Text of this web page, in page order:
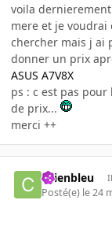
voila
mere et je voudrai
chercher mais j ai
donner un prix
ASUS A7V8X
ps : c est pas
de prix...
merci ++
chienbleu
Posté(e) le 24